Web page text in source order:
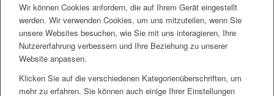
Wir können Cookies anfordern, die auf Ihrem Gerät eingestellt
werden. Wir verwenden Cookies, um uns mitzuteilen, wenn Sie
unsere Websites besuchen, wie Sie mit uns interagieren, Ihre
Nutzererfahrung verbessern und Ihre Beziehung zu unserer
Website anpassen.
Klicken Sie auf die verschiedenen Kategorienüberschriften, um
mehr zu erfahren. Sie können auch einige Ihrer Einstellungen